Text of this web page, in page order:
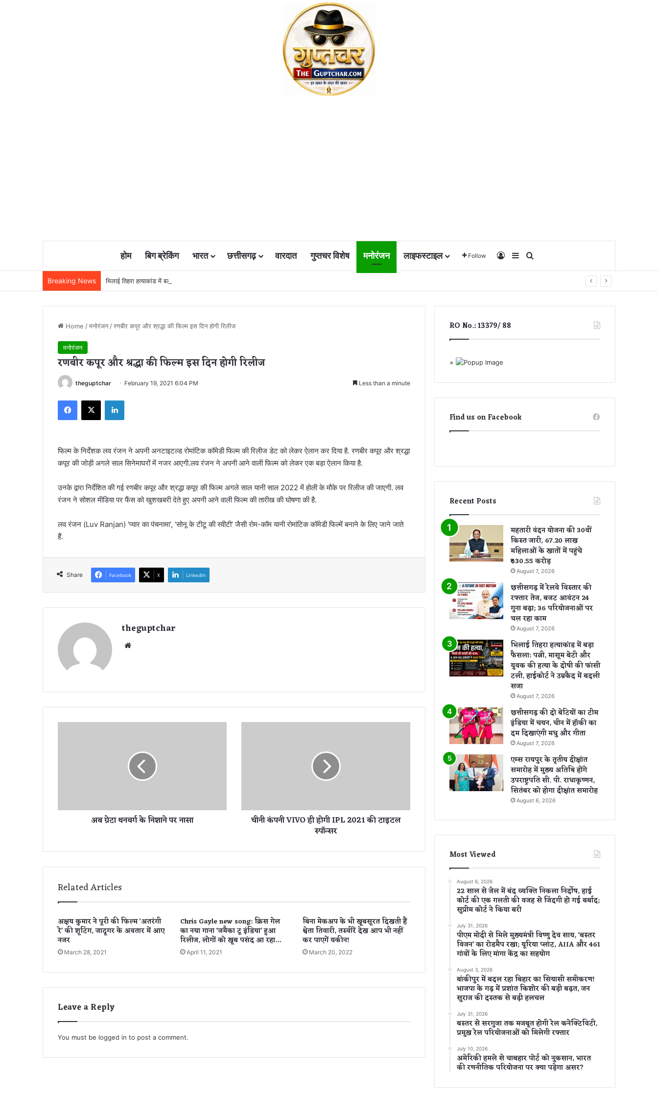
होम बिग ब्रेकिंग भारत छत्तीसगढ़ वारदात गुप्तचर विशेष मनोरंजन लाइफस्टाइल Follow Log InSidebar
Breaking News भिलाई तिहरा हत्याकांड में बड़ा फैसला: पत्नी, मासूम बेटी और युवक की हत्या के दोषी की फांसी टली, हाईकोर्ट ने उम्रकैद में बदली सजा
Home /मनोरंजन /रणबीर कपूर और श्रद्धा की फिल्म इस दिन होगी रिलीज
मनोरंजन
रणबीर कपूर और श्रद्धा की फिल्म इस दिन होगी रिलीज
theguptchar February 19, 2021 6:04 PM Less than a minute
फिल्म के न‍िर्देशक लव रंजन ने अपनी अनटाइटल्‍ड रोमांटिक कॉमेडी फिल्‍म की रिलीज डेट को लेकर ऐलान कर दिया है. रणबीर कपूर और श्रद्धा
कपूर की जोड़ी अगले साल सिनेमाघरों में नजर आएगी.लव रंजन ने अपनी आने वाली फिल्म को लेकर एक बड़ा ऐलान किया है.
उनके द्वारा निर्देशित की गई रणबीर कपूर और श्रद्धा कपूर की फिल्म अगले साल यानी साल 2022 में होली के मौके पर रिलीज की जाएगी. लव
रंजन ने सोशल मीडिया पर फैंस को खुशखबरी देते हुए अपनी आने वाली फिल्म की तारीख की घोषणा की है.
लव रंजन (Luv Ranjan) ‘प्‍यार का पंचनामा’, ‘सोनू के टीटू की स्‍वीटी’ जैसी रोम-कॉम यानी रोमांटिक कॉमेडी फिल्‍में बनाने के लिए जाने जाते
हैं.
Share Facebook X LinkedIn
theguptchar
के
प
अब ग्रेटा थनवर्ग के निशाने पर नासा
O
I
2
की
टा
इ
स्पॉ
चीनी कंपनी VIVO ही होगी IPL 2021 की टाइटल
स्पॉन्सर
Related Articles
अक्षय कुमार ने पूरी की फिल्म ‘अतरंगी
रे’ की शूटिंग, जादूगर के अवतार में आए
नजर
March 28, 2021
Chris Gayle new song: क्रिस गेल
का नया गाना ‘जमैका टू इंडिया’ हुआ
रिलीज, लोगों को खूब पसंद आ रहा…
April 11, 2021
बिना मेकअप के भी खूबसूरत दिखती हैं
श्वेता तिवारी, तस्वीरें देख आप भी नहीं
कर पाएगें यकीन!
March 20, 2022
Leave a Reply
You must be logged in to post a comment.
RO No.: 13379/ 88
×
Find us on Facebook
Recent Posts
महतारी वंदन योजना की 30वीं
किस्त जारी, 67.20 लाख
महिलाओं के खातों में पहुंचे
₹630.55 करोड़
August 7, 2026
छत्तीसगढ़ में रेलवे विस्तार की
रफ्तार तेज, बजट आवंटन 24
गुना बढ़ा; 36 परियोजनाओं पर
चल रहा काम
August 7, 2026
भिलाई तिहरा हत्याकांड में बड़ा
फैसला: पत्नी, मासूम बेटी और
युवक की हत्या के दोषी की फांसी
टली, हाईकोर्ट ने उम्रकैद में बदली
सजा
August 7, 2026
छत्तीसगढ़ की दो बेटियों का टीम
इंडिया में चयन, चीन में हॉकी का
दम दिखाएंगी मधु और गीता
August 7, 2026
एम्स रायपुर के तृतीय दीक्षांत
समारोह में मुख्य अतिथि होंगे
उपराष्ट्रपति सी. पी. राधाकृष्णन,
सितंबर को होगा दीक्षांत समारोह
August 6, 2026
Most Viewed
August 6, 2026
22 साल से जेल में बंद व्यक्ति निकला निर्दोष, हाई
कोर्ट की एक गलती की वजह से जिंदगी हो गई बर्बाद;
सुप्रीम कोर्ट ने किया बरी
July 31, 2026
पीएम मोदी से मिले मुख्यमंत्री विष्णु देव साय, ‘बस्तर
विजन’ का रोडमैप रखा; यूरिया प्लांट, AIIA और 461
गांवों के लिए मांगा केंद्र का सहयोग
August 3, 2026
बांकीपुर में बदल रहा बिहार का सियासी समीकरण!
भाजपा के गढ़ में प्रशांत किशोर की बड़ी बढ़त, जन
सुराज की दस्तक से बढ़ी हलचल
July 31, 2026
बस्तर से सरगुजा तक मजबूत होगी रेल कनेक्टिविटी,
प्रमुख रेल परियोजनाओं को मिलेगी रफ्तार
July 10, 2026
अमेरिकी हमले से चाबहार पोर्ट को नुकसान, भारत
की रणनीतिक परियोजना पर क्या पड़ेगा असर?